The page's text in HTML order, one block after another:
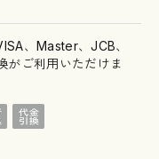
、Master、JCB、
がご利用いただけま